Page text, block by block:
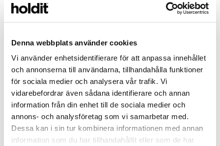
Denna webbplats använder cookies
Vi använder enhetsidentifierare för att anpassa innehållet
och annonserna till användarna, tillhandahålla funktioner
för sociala medier och analysera vår trafik. Vi
vidarebefordrar även sådana identifierare och annan
information från din enhet till de sociala medier och
annons- och analysföretag som vi samarbetar med.
Dessa kan i sin tur kombinera informationen med annan
information som du har tillhandahållit eller som de har
MagSafe Fit
Card Holder
Black Crinkle
Magsafe Compatible
Solid Silicone Case
Wool Gray
AirPods Pro 3